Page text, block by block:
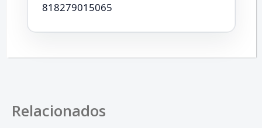
818279015065
Relacionados